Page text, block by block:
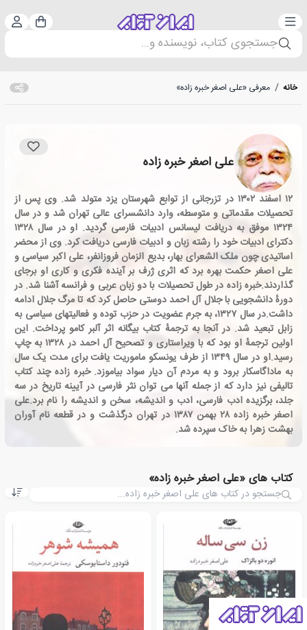
دسته‌بندی سبد
جستجوی کتاب، نویسنده و...
خانه / معرفی «علی اصغر خبره زاده»
علی اصغر خبره زاده
۱۲ اسفند ۱۳۰۲ در تزرجانی از توابع شهرستان یزد متولد شد. وی پس از
تحصیلات مقدماتی و متوسطه، وارد دانشسرای عالی تهران شد و در سال
۱۳۲۴ موفق به دریافت لیسانس ادبیات فارسی گردید. او در سال ۱۳۲۸
دکترای ادبیات خود را رشته زبان و ادبیات فارسی دریافت کرد. وی از محضر
اساتیدی چون ملک الشعرای بهار، بدیع الزمان فروزانفر، علی اکبر سیاسی و
علی اصغر حکمت بهره برد که اثری ژرف بر آینده فکری و کاری او برجای
گذاردند.خبره زاده در طول تحصیلات با دو زبان عربی و فرانسه آشنا شد. در
دورهٔ دانشجویی با جلال آل احمد دوستی حاصل کرد که تا مرگ جلال ادامه
داشت.در سال ۱۳۲۷، به جرم عضویت در حزب توده و فعالیتهای سیاسی به
زابل تبعید شد. در آنجا به ترجمهٔ کتاب بیگانه اثر آلبر کامو پرداخت. این
اولین ترجمهٔ او بود که با ویراستاری و تصحیح آل احمد در ۱۳۲۸ به چاپ
رسید.او در سال ۱۳۴۹ از طرف یونسکو ماموریت یافت برای مدت یک سال
به ماداگاسکار برود و به مردم آن دیار سواد بیاموزد. خبره زاده چند کتاب
تالیفی نیز دارد که از جمله آنها می توان نثر فارسی در آیینه تاریخ در سه
جلد، برگزیده ادب فارسی، ادب و اندیشه، سخن و اندیشه را نام برد.علی
اصغر خبره زاده ۲۸ بهمن ۱۳۸۷ در تهران درگذشت و در قطعه نام آوران
بهشت زهرا به خاک سپرده شد.
کتاب های «علی اصغر خبره زاده»